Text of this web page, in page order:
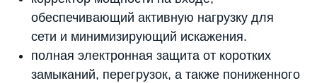
обеспечивающий активную нагрузку для
сети и минимизирующий искажения.
полная электронная защита от коротких
замыканий, перегрузок, а также пониженного